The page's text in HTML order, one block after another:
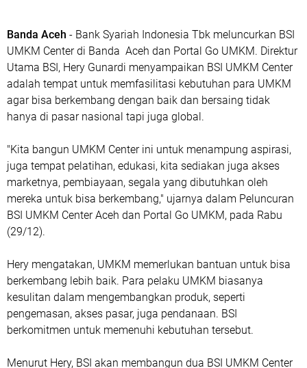
Banda Aceh - Bank Syariah Indonesia Tbk meluncurkan BSI
UMKM Center di Banda Aceh dan Portal Go UMKM. Direktur
Utama BSI, Hery Gunardi menyampaikan BSI UMKM Center
adalah tempat untuk memfasilitasi kebutuhan para UMKM
agar bisa berkembang dengan baik dan bersaing tidak
hanya di pasar nasional tapi juga global.
"Kita bangun UMKM Center ini untuk menampung aspirasi,
juga tempat pelatihan, edukasi, kita sediakan juga akses
marketnya, pembiayaan, segala yang dibutuhkan oleh
mereka untuk bisa berkembang," ujarnya dalam Peluncuran
BSI UMKM Center Aceh dan Portal Go UMKM, pada Rabu
(29/12).
Hery mengatakan, UMKM memerlukan bantuan untuk bisa
berkembang lebih baik. Para pelaku UMKM biasanya
kesulitan dalam mengembangkan produk, seperti
pengemasan, akses pasar, juga pendanaan. BSI
berkomitmen untuk memenuhi kebutuhan tersebut.
Menurut Hery, BSI akan membangun dua BSI UMKM Center